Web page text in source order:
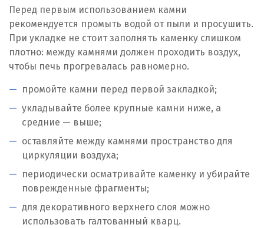
Перед первым использованием камни
рекомендуется промыть водой от пыли и просушить.
При укладке не стоит заполнять каменку слишком
плотно: между камнями должен проходить воздух,
чтобы печь прогревалась равномерно.
промойте камни перед первой закладкой;
укладывайте более крупные камни ниже, а
средние — выше;
оставляйте между камнями пространство для
циркуляции воздуха;
периодически осматривайте каменку и убирайте
поврежденные фрагменты;
для декоративного верхнего слоя можно
использовать галтованный кварц.